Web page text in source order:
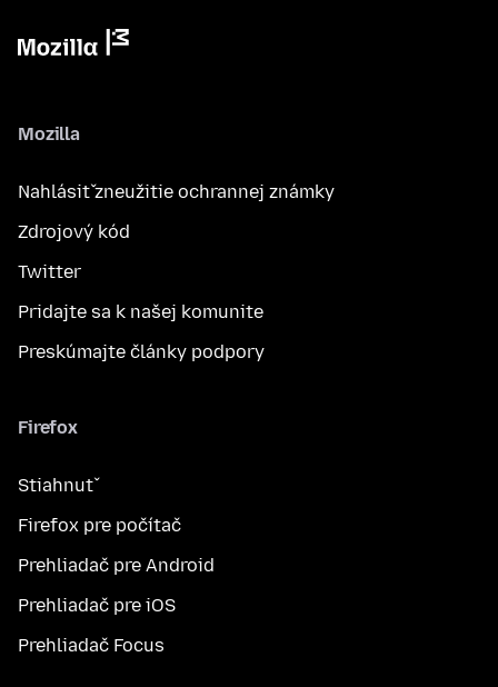
Mozilla
Nahlásiť zneužitie ochrannej známky
Zdrojový kód
Twitter
Pridajte sa k našej komunite
Preskúmajte články podpory
Firefox
Stiahnuť
Firefox pre počítač
Prehliadač pre Android
Prehliadač pre iOS
Prehliadač Focus